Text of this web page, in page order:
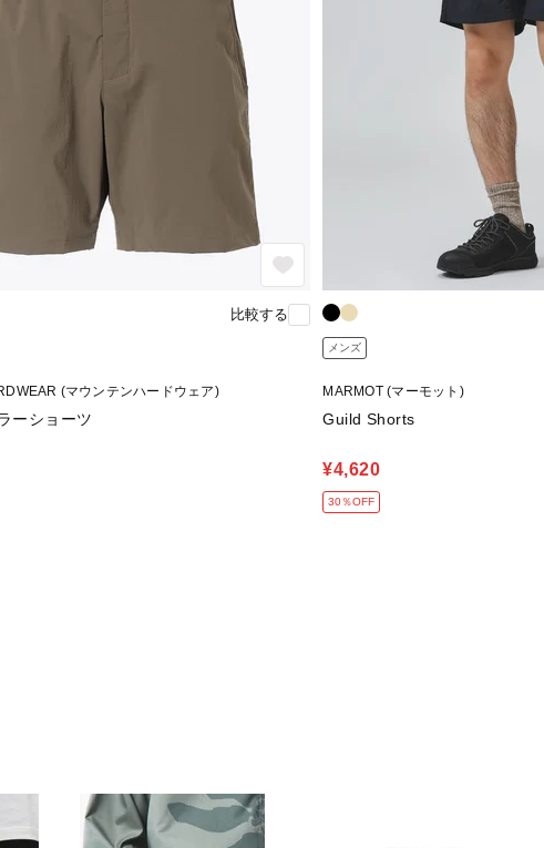
比較する
(マウンテンハードウェア)
ーショーツ
メンズ
MARMOT (マーモット)
Guild Shorts
¥4,620
30％OFF